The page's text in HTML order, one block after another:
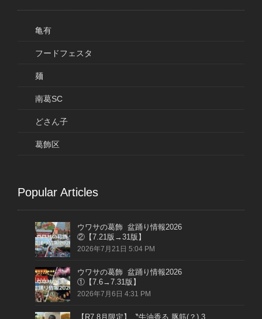
亀有
フードフェスタ
麺
南葛SC
どさん子
葛飾区
Popular Articles
ウワサの葛飾 盆踊り情報2026
②【7.21版→31版】
2026年7月21日 5:04 PM
ウワサの葛飾 盆踊り情報2026
①【7.6→7.31版】
2026年7月6日 4:31 PM
【R7.8月限定】〝牛油香る 豚筋(？) 3